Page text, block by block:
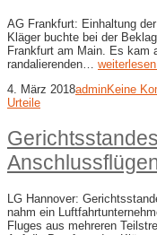
AG Frankfurt: Einhaltung
Kläger buchte bei der
Frankfurt am Main. Es kam
randalierenden…
4. März 2018adminKeine
Urteile
LG Hannover:
nahm ein
Fluges aus mehreren